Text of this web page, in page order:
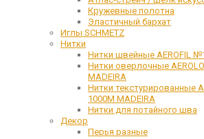
Кружевные полотна
Эластичный бархат
Иглы SCHMETZ
Нитки
Нитки швейные AEROFIL
Нитки оверлочные
MADEIRA
Нитки текстурированные
1000М MADEIRA
Нитки для потайного шва
Декор
Перья разные